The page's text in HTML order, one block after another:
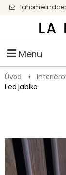
Menu
Úvod
Led jablko